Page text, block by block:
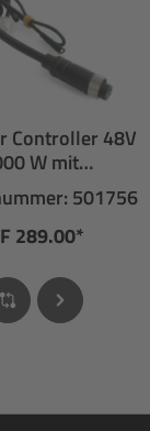
Controller 48V
W mit
501756
289.00*